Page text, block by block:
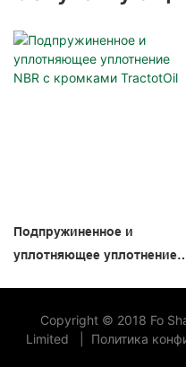
Подпружиненное и
уплотняющее уплотнение
Copyright © 2018 Fo
Limited
Политика